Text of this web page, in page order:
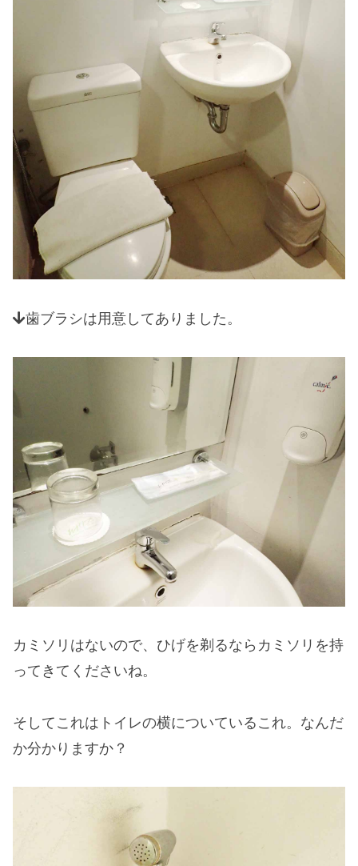
歯ブラシは用意してありました。
カミソリはないので、ひげを剃るならカミソリを持
ってきてくださいね。
そしてこれはトイレの横についているこれ。なんだ
か分かりますか？